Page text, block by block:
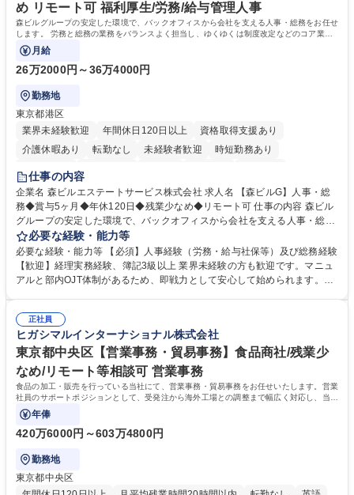
め リモート可 福利厚生/労務/給与管理人事
森ビルグループの安定した環境で、バックオフィスから会社を支える人事・総務をお任せ
します。 労務と総務の業務をバランスよく担当し、ゆくゆくは制度改定などのコア業務
にも挑戦できる、やりがいある環境です。
月給
26万2000円～36万4000円
勤務地
東京都港区
業界未経験歓迎
年間休日120日以上
資格取得支援あり
介護休暇あり
転勤なし 未経験者歓迎
時短勤務あり
経験者歓迎
完全週休2日制
交通費支給 長期歓迎 駅近5分以内 土日祝休み
仕事の内容
企業名 森ビルエステートサービス株式会社 求人名 【森ビルG】人事・総
務◆賞与5ヶ月◆年休120日◆残業少なめ◆リモート可 仕事の内容 森ビル
グループの安定した環境で、バックオフィスから会社を支える人事・総務
をお任せします。 労務と総務の業務をバランスよく担当し、ゆくゆくは制
度改定などのコア業務にも挑戦できる、やりがいある環境です。 ■勤怠管
理、給与計算、社会保険手続き、年末調整等の労務管理全般 ■入退社手続
き、社内規定の改定や人事制度改定などのコア業務 ■社内イベントの企画
でも質問・相談できる環境が整っているため、安心して成長できます。 募
集職種 【森ビルG】人事・総務◆賞与5ヶ月◆年休120日◆残業少なめ◆
リモート可
必要な経験・能力等
必要な経験・能力等 【必須】人事経験（労務・給与社保等）及び総務経験
【歓迎】経理実務経験、簿記3級以上 業界未経験の方も歓迎です。マニュ
アルと部内OJT体制があるため、即戦力として安心して始められます。
務に挑戦できるため、自身の成長と組織への貢献度をダイレクトに実感で
きます。 残業少なめ、週1日リモート可など、ワークライフバランスを保
ち長期活躍できる環境です。 「これまでの幅広い経験を活かし、長期的な
キャリアを築きたい」という前向きな意欲と挑戦を全力で応援します。 学
歴・資格 学歴：大学院 大学 高専 短大 専修学校 高校 語学力： 資格：日商
簿記検定1級 日商簿記検定2級 日商簿記検定3級
正社員
ヒガシマルインターナショナル株式会社
東京都中央区【営業事務・貿易事務】食品商社/残業少
なめ/リモート等相談可 営業事務
食品の加工・販売を行っている当社にて、営業事務・貿易事務をお任せいたします。営業
社員のサポートポジションとして、受発注から海外工場との調整まで幅広く対応し、当社
事業の根幹を支えていただきます。
年俸
420万6000円～603万4800円
勤務地
東京都中央区